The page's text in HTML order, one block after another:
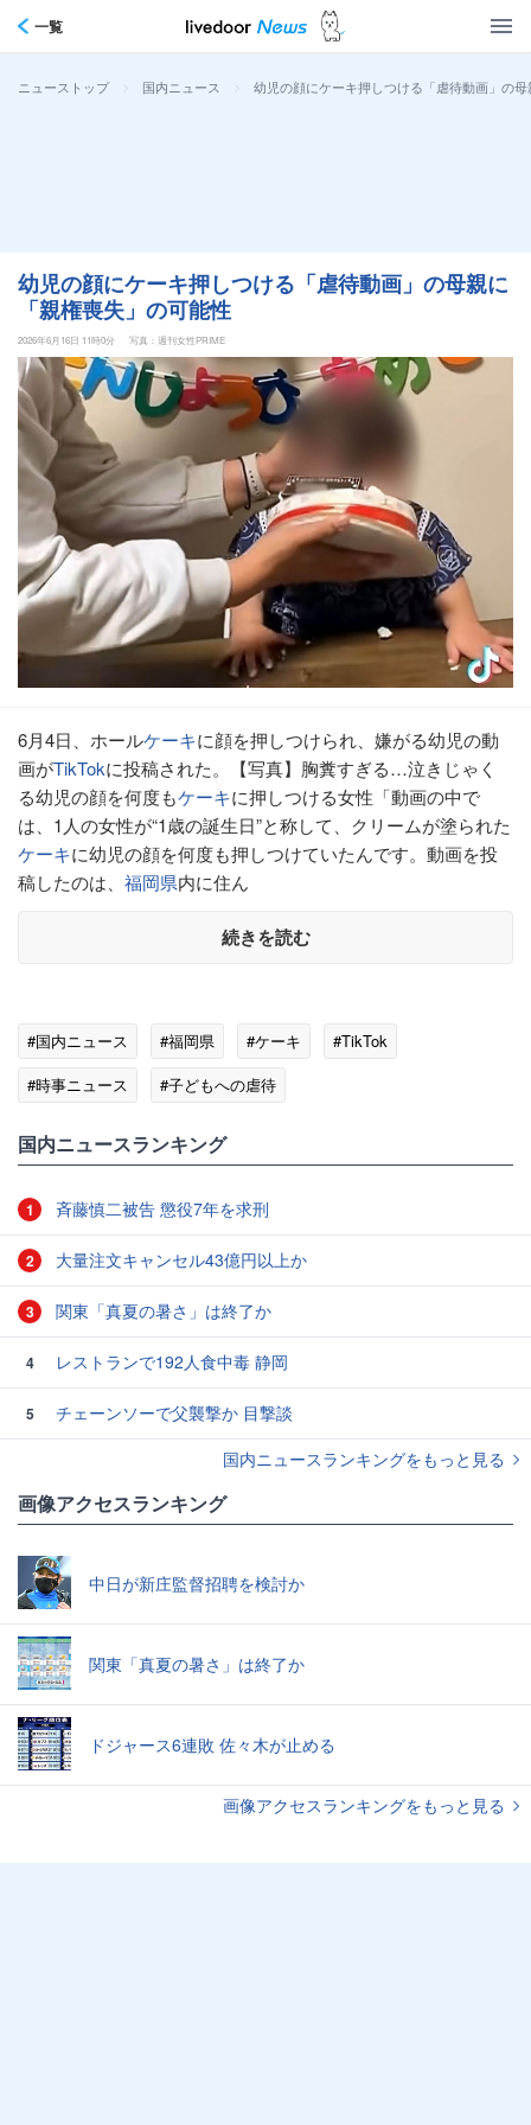
一覧
ニューストップ > 国内ニュース > 幼児の顔にケーキ押しつける「虐待動画」の
幼児の顔にケーキ押しつける「虐待動画」の母親に
「親権喪失」の可能性
2026年6月16日 11時0分 写真：週刊女性PRIME
6月4日、ホールケーキに顔を押しつけられ、嫌がる幼児の動
画がTikTokに投稿された。【写真】胸糞すぎる…泣きじゃく
る幼児の顔を何度もケーキに押しつける女性「動画の中で
は、1人の女性が“1歳の誕生日”と称して、クリームが塗られた
ケーキに幼児の顔を何度も押しつけていたんです。動画を投
稿したのは、 福岡県内に住ん
続きを読む
#国内ニュース #福岡県 #ケーキ
#TikTok
#時事ニュース
#子どもへの虐待
国内ニュースランキング
1 斉藤慎二被告 懲役7年を求刑
2 大量注文キャンセル43億円以上か
3 関東「真夏の暑さ」は終了か
4 レストランで192人食中毒 静岡
5
チェーンソーで父襲撃か 目撃談
国内ニュースランキングをもっと見る
画像アクセスランキング
中日が新庄監督招聘を検討か
関東「真夏の暑さ」は終了か
ドジャース6連敗 佐々木が止める
画像アクセスランキングをもっと見る